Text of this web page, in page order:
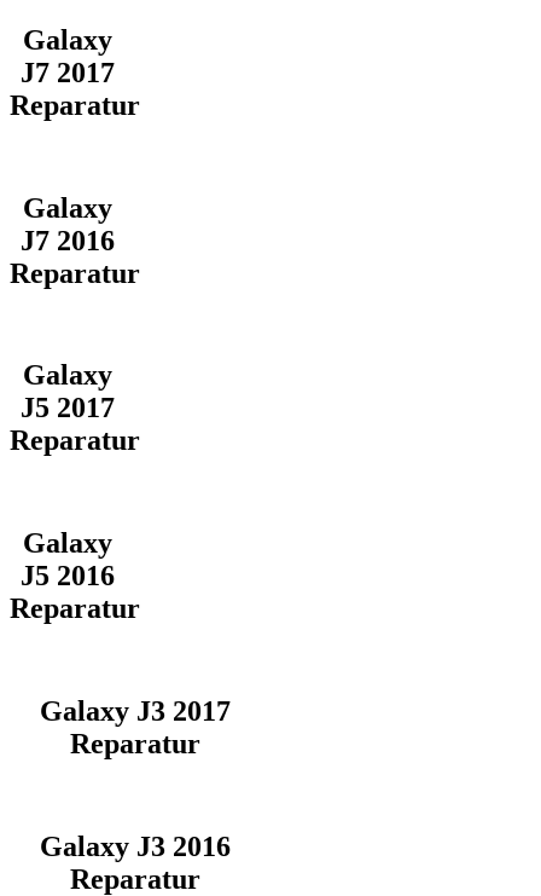
Galaxy
J7 2017
Reparatur
Galaxy
J7 2016
Reparatur
Galaxy
J5 2017
Reparatur
Galaxy
J5 2016
Reparatur
Galaxy J3 2017
Reparatur
Galaxy J3 2016
Reparatur